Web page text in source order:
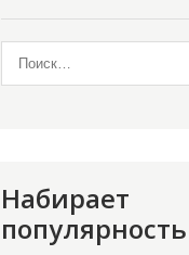
Набирает
популярность